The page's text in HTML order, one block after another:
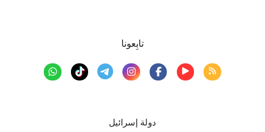
دولة إسرائيل
تابِعونا